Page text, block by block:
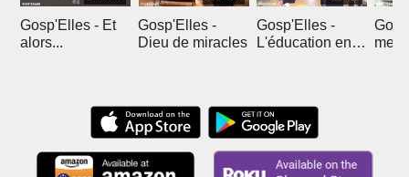
Gosp'Elles - Et
alors...
Gosp'Elles -
Dieu de miracles
Gosp'Elles -
L'éducation en
mes